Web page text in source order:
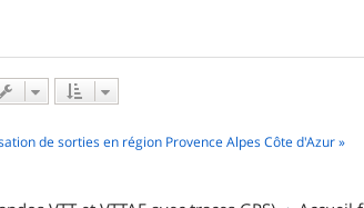
de sorties en région Provence Alpes Côte d'Azur »